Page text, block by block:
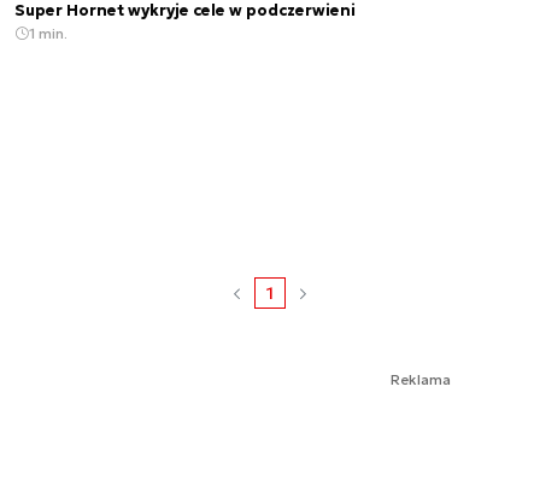
Super Hornet wykryje cele w podczerwieni
1 min.
1
Reklama